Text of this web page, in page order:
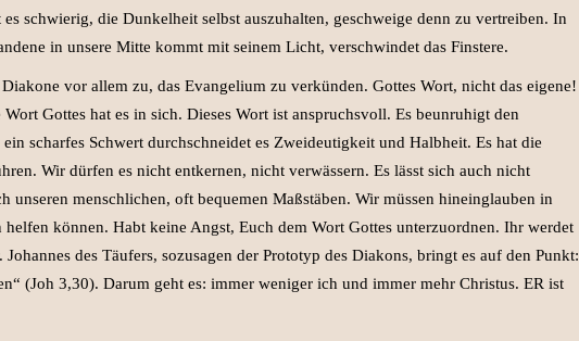
schwierig, die Dunkelheit selbst auszuhalten, geschweige denn zu vertreiben. In
in unsere Mitte kommt mit seinem Licht, verschwindet das Finstere.
vor allem zu, das Evangelium zu verkünden. Gottes Wort, nicht das eigene!
Gottes hat es in sich. Dieses Wort ist anspruchsvoll. Es beunruhigt den
scharfes Schwert durchschneidet es Zweideutigkeit und Halbheit. Es hat die
Wir dürfen es nicht entkernen, nicht verwässern. Es lässt sich auch nicht
unseren menschlichen, oft bequemen Maßstäben. Wir müssen hineinglauben in
können. Habt keine Angst, Euch dem Wort Gottes unterzuordnen. Ihr werdet
des Täufers, sozusagen der Prototyp des Diakons, bringt es auf den Punkt:
(Joh 3,30). Darum geht es: immer weniger ich und immer mehr Christus. ER ist